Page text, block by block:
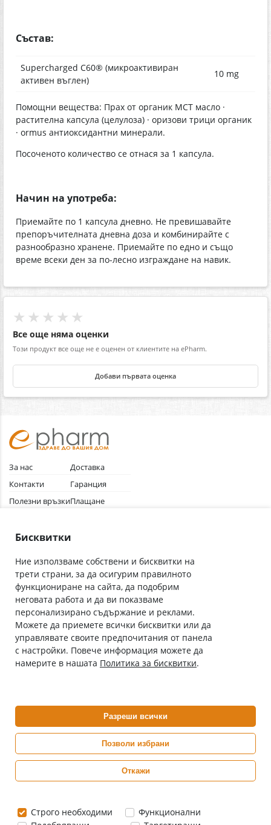
Състав:
Supercharged C60® (микроактивиран
активен въглен)
10 mg
Помощни вещества: Прах от органик МСТ масло ·
растителна капсула (целулоза) · оризови трици органик
· ormus антиоксидантни минерали.
Посоченото количество се отнася за 1 капсула.
Начин на употреба:
Приемайте по 1 капсула дневно. Не превишавайте
препоръчителната дневна доза и комбинирайте с
разнообразно хранене. Приемайте по едно и също
време всеки ден за по-лесно изграждане на навик.
★★★★★
Все още няма оценки
Този продукт все още не е оценен от клиентите на ePharm.
Добави първата оценка
За нас
Контакти
Полезни връзки
Общи условия
Доставка
Гаранция
Плащане
Абонирай се за нашия бюлетин
С абонамента се съгласявам сПолитиката за лични данни.
Онлайн аптека, част от аптеки „Ванчева“
ePharm е лицензирана онлайн аптека от
Изпълнителна Агенция по Лекарствата
0882 444 666
Бисквитки
Ние използваме собствени и бисквитки на
трети страни, за да осигурим правилното
функциониране на сайта, да подобрим
неговата работа и да ви показваме
персонализирано съдържание и реклами.
Можете да приемете всички бисквитки или да
управлявате своите предпочитания от панела
с настройки. Повече информация можете да
намерите в нашата Политика за бисквитки.
Разреши всички
Позволи избрани
Откажи
Строго необходими
Функционални